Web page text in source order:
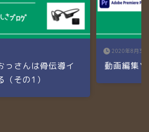
っさんは骨伝導イ
その1）
動画編集
2020年8月3日